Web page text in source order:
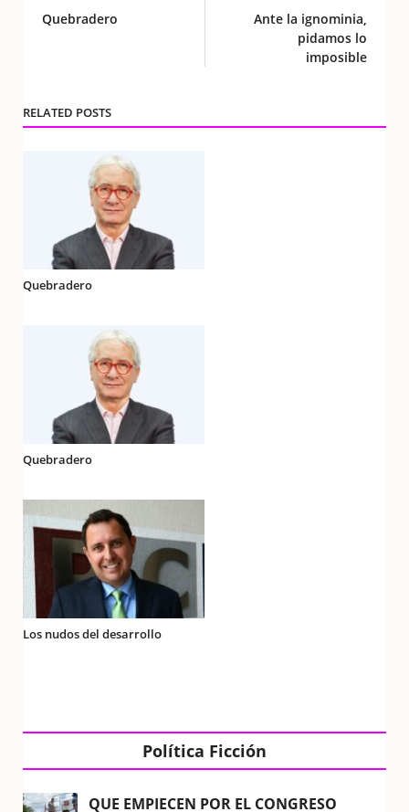
Quebradero
Ante la ignominia,
pidamos lo
imposible
RELATED POSTS
Quebradero
Quebradero
Los nudos del desarrollo
Política Ficción
QUE EMPIECEN POR EL CONGRESO